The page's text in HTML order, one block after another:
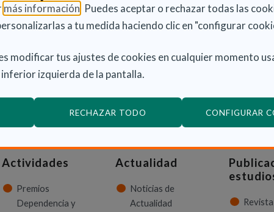
más información(Abre en nueva ventana)
. Puedes aceptar o rechazar todas las
a tu medida haciendo clic en "configurar
modificar tus ajustes de cookies en cualquier momento
izquierda de la pantalla.
RECHAZAR TODO CONFIGURAR
Dependencia y Discapacidad?
Actividades
Premios
Dependencia y
Actualidad
Noticias de
Actualidad